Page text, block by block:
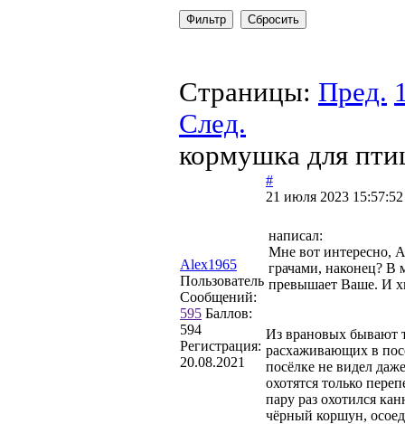
Страницы: Пред.
След.
кормушка для
Alex1965
Пользователь
Сообщений:
595 Баллов:
594
Регистрация:
20.08.2021
#
21 июля 2023 15:57:52
написал:
Мне вот интересно,
грачами, наконец? В
превышает Ваше. И
Из врановых бывают
расхаживающих в
посёлке не видел
охотятся только
пару раз охотился
чёрный коршун,